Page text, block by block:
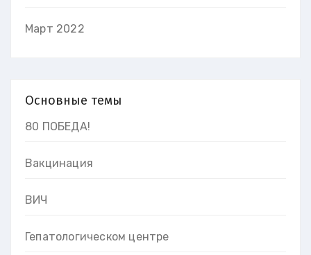
Март 2022
Основные темы
80 ПОБЕДА!
Вакцинация
ВИЧ
Гепатологическом центре